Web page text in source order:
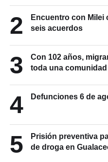
2
Encuentro con Milei
seis acuerdos
3
Con 102 años,
toda una
4 Defunciones 6 de
5
Prisión preventiva
de droga en